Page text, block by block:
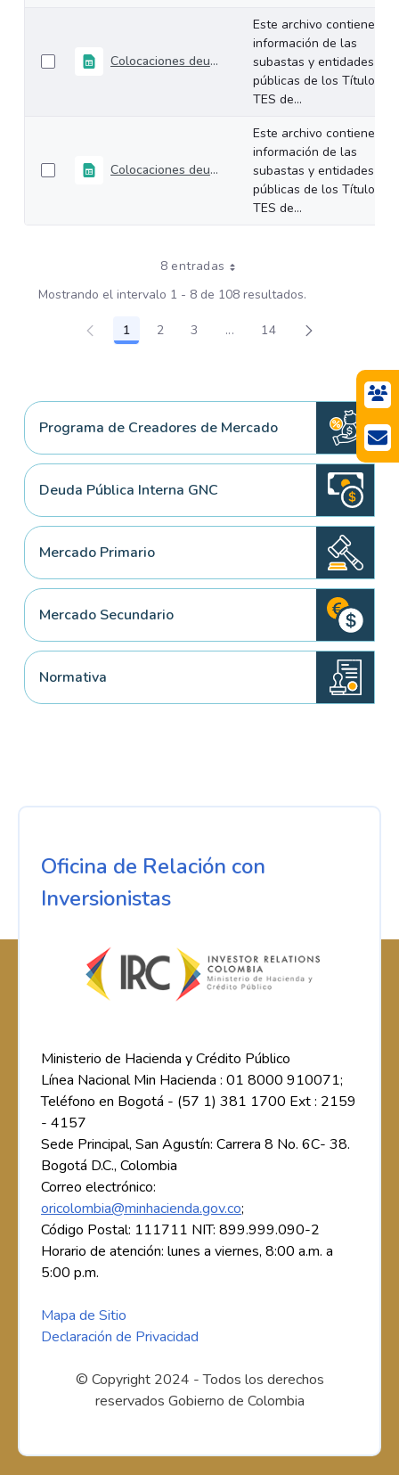
Colocaciones deuda interna TES Diciembre 2025
Este archivo contiene la
información de las
subastas y entidades
públicas de los Títulos
TES de...
Colocaciones deuda interna TES Noviembre 2025
Este archivo contiene la
información de las
subastas y entidades
públicas de los Títulos
TES de...
8 entradas
Mostrando el intervalo 1 - 8 de 108 resultados.
Página
1 Página
2 Página
3 ...Páginas intermedias Use
Página
14
Programa de Creadores de Mercado
Deuda Pública Interna GNC
Mercado Primario
Mercado Secundario
Normativa
Oficina de Relación con
Inversionistas
Ministerio de Hacienda y Crédito Público
Línea Nacional Min Hacienda : 01 8000 910071;
Teléfono en Bogotá - (57 1) 381 1700 Ext : 2159
- 4157
Sede Principal, San Agustín: Carrera 8 No. 6C- 38.
Bogotá D.C., Colombia
Correo electrónico:
oricolombia@minhacienda.gov.co;
Código Postal: 111711 NIT: 899.999.090-2
Horario de atención: lunes a viernes, 8:00 a.m. a
5:00 p.m.
Mapa de Sitio
Declaración de Privacidad
© Copyright 2024 - Todos los derechos
reservados Gobierno de Colombia